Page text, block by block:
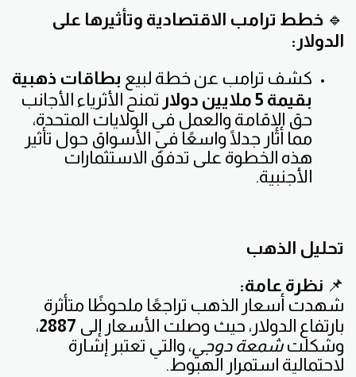
🔹 خطط ترامب الاقتصادية وتأثيرها على
الدولار:
كشف ترامب عن خطة لبيع بطاقات ذهبية
بقيمة 5 ملايين دولار
تمنح الأثرياء الأجانب
حق الإقامة والعمل في الولايات المتحدة،
مما أثار جدلًا واسعًا في الأسواق حول تأثير
هذه الخطوة على تدفق الاستثمارات
الأجنبية.
تحليل الذهب
📌 نظرة عامة:
شهدت أسعار الذهب تراجعًا ملحوظًا متأثرة
بارتفاع الدولار، حيث وصلت الأسعار إلى 2887،
وشكلتشمعة دوجي، والتي تعتبر إشارة
لاحتمالية استمرار الهبوط.